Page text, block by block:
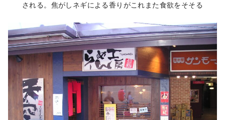
される。焦がしネギによる香りがこれまた食欲をそそる